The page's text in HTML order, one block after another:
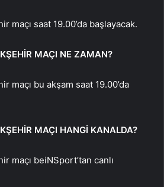
maçı saat 19.00’da başlayacak.
MAÇI NE ZAMAN?
maçı bu akşam saat 19.00’da
MAÇI HANGİ KANALDA?
maçı beiNSport’tan canlı